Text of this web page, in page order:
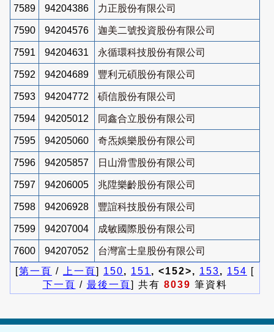
7589 94204386 力正股份有限公司
7590 94204576 迦美二號投資股份有限公司
7591 94204631 永循環科技股份有限公司
7592 94204689 豐利元碩股份有限公司
7593 94204772 碩信股份有限公司
7594 94205012 同鑫合立股份有限公司
7595 94205060 奇炁娛樂股份有限公司
7596 94205857 日山滑雪股份有限公司
7597 94206005 兆陞樂齡股份有限公司
7598 94206928 豐誼科技股份有限公司
7599 94207004 成敏國際股份有限公司
7600 94207052
台灣富士皇股份有限公司
[第一頁 / 上一頁] 150, 151 , <152>, 153, 154 [
下一頁 / 最後一頁] 共有 8039 筆資料